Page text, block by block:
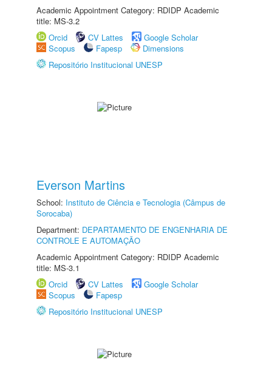
Academic Appointment Category: RDIDP Academic
title: MS-3.2
Orcid
CV Lattes
Google Scholar
Scopus
Fapesp
Dimensions
Repositório Institucional UNESP
Everson Martins
School: Instituto de Ciência e Tecnologia (Câmpus de
Sorocaba)
Department: DEPARTAMENTO DE ENGENHARIA DE
CONTROLE E AUTOMAÇÃO
Academic Appointment Category: RDIDP Academic
title: MS-3.1
Orcid
CV Lattes
Google Scholar
Scopus
Fapesp
Repositório Institucional UNESP